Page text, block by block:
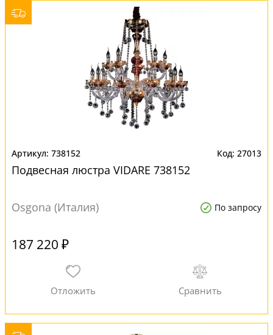
738152 27013
Подвесная люстра VIDARE 738152
Osgona (Италия) По запросу
187 220 ₽